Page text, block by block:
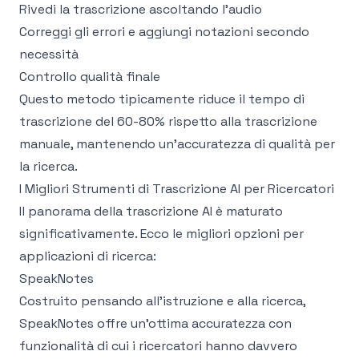
Rivedi la trascrizione ascoltando l'audio
Correggi gli errori e aggiungi notazioni secondo
necessità
Controllo qualità finale
Questo metodo tipicamente riduce il tempo di
trascrizione del 60-80% rispetto alla trascrizione
manuale, mantenendo un'accuratezza di qualità per
la ricerca.
I Migliori Strumenti di Trascrizione AI per Ricercatori
Il panorama della trascrizione AI è maturato
significativamente. Ecco le migliori opzioni per
applicazioni di ricerca:
SpeakNotes
Costruito pensando all'istruzione e alla ricerca,
SpeakNotes offre un'ottima accuratezza con
funzionalità di cui i ricercatori hanno davvero